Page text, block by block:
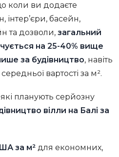
коли ви додаєте
басейн,
та дозволи,загальний
на 25-40% вище
за будівництво, навіть
вартості за м².
планують серйозну
вілли на Балі за
за м² для економних,